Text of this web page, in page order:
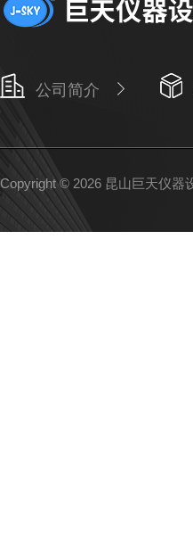
公司简介
Copyright © 2026 昆山巨天仪器